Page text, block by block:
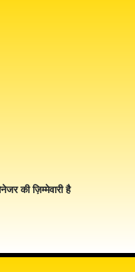
की ज़िम्मेवारी है